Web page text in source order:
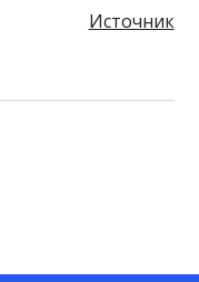
Источник